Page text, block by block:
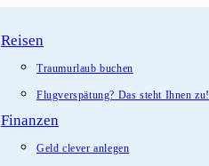
Reisen
Traumurlaub buchen
Flugverspätung? Das steht Ihnen zu!
Finanzen
Geld clever anlegen